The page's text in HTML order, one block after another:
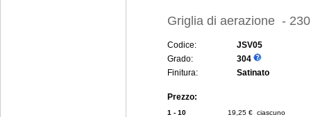
Griglia di aerazione -
Codice:
JSV05
Grado:
304
Finitura:
Satinato
Prezzo:
1 - 10 19,25 € ciascuno